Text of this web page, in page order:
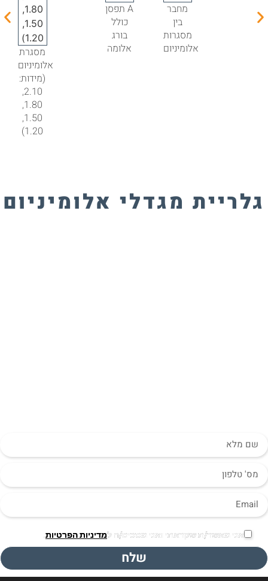
מסגרת
אלומיניום
(מידות:
2.10,
1.80,
1.50,
1.20)
תפסן A
כולל
בורג
אלומה
מחבר
בין
מסגרות
אלומיניום
גלריית מגדלי אלומיניום
אני מאשר/ת שקראתי ואני מסכים/ה למדיניות הפרטיות.
שלח